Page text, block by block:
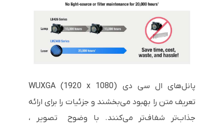
پانل‌های ال سی دی WUXGA (1920 x 1080)
تعریف متن را بهبود می‌بخشند و جزئیات را برای ارائه
جذاب‌تر شفاف‌تر می‌کنند. با وضوح تصویر ،